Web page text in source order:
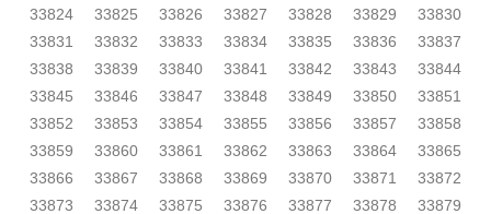
33824
33825 33826 33827 33828 33829
33830
33831
33832 33833 33834 33835 33836
33837
33838
33839 33840 33841 33842 33843
33844
33845
33846 33847 33848 33849 33850
33851
33852
33853 33854 33855 33856 33857
33858
33859
33860 33861 33862 33863 33864
33865
33866
33867 33868 33869 33870 33871
33872
33873
33874 33875 33876 33877 33878
33879